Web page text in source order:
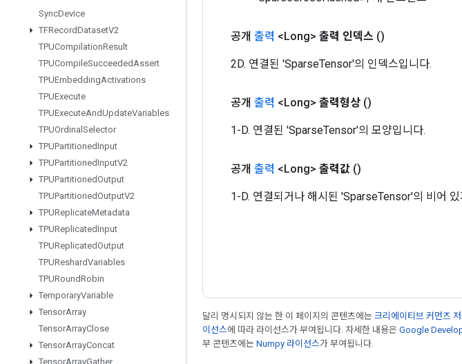
SyncDevice
TFRecordDatasetV2
TPUCompilationResult
TPUCompileSucceededAssert
TPUEmbeddingActivations
TPUExecute
TPUExecuteAndUpdateVariables
TPUOrdinal Selector
TPUPartitionedInput
TPUPartitionedInputV2
TPUPartitionedOutput
TPUPartitionedOutputV2
TPUReplicateMetadata
TPUReplicatedInput
TPUReplicatedOutput
TPUReshardVariables
TPURoundRobin
TemporaryVariable
TensorArray
TensorArrayClose
TensorArrayConcat
TensorArrayGather
공개 출력 <Long> 출력 인덱스 ()
2D. 연결된 'SparseTensor'의 인덱스입니다.
공개 출력 <Long> 출력형상 ()
1-D. 연결된 'SparseTensor'의 모양입니다.
공개 출력 <Long> 출력값 ()
1-D. 연결되거나 해시된 'SparseTensor'의 비어
달리 명시되지 않는 한 이 페이지의 콘텐츠에는 크리에이티브 커먼즈
이선스에 따라 라이선스가 부여됩니다. 자세한 내용은 Google
부 콘텐츠에는 Numpy 라이선스가 부여됩니다.